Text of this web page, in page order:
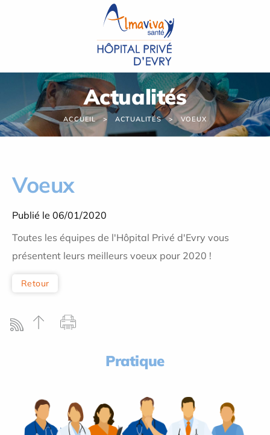
Actualités
ACCUEIL ACTUALITÉS VOEUX
Voeux
Publié le 06/01/2020
Toutes les équipes de l'Hôpital Privé d'Evry vous
présentent leurs meilleurs voeux pour 2020 !
Retour
Pratique
Panneau de gestion des cookies